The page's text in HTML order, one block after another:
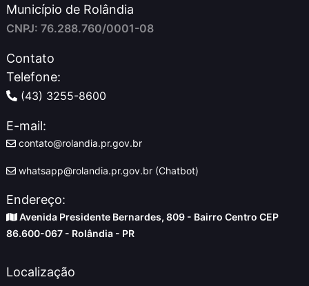
Município de Rolândia
CNPJ: 76.288.760/0001-08
Contato
Telefone:
(43) 3255-8600
E-mail:
contato@rolandia.pr.gov.br
whatsapp@rolandia.pr.gov.br (Chatbot)
Endereço:
Avenida Presidente Bernardes, 809 - Bairro Centro CEP
86.600-067 - Rolândia - PR
Localização